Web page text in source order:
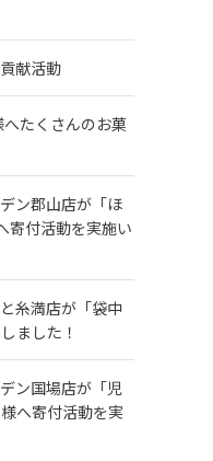
献活動
へたくさんのお菓
ン郡山店が「ほ
寄付活動を実施い
糸満店が「袋中
ました！
ン国場店が「児
へ寄付活動を実